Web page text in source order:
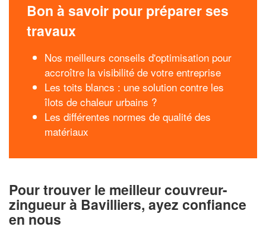
Bon à savoir pour préparer ses
travaux
Nos meilleurs conseils d'optimisation pour
accroître la visibilité de votre entreprise
Les toits blancs : une solution contre les
îlots de chaleur urbains ?
Les différentes normes de qualité des
matériaux
Pour trouver le meilleur couvreur-
zingueur à Bavilliers, ayez confiance
en nous